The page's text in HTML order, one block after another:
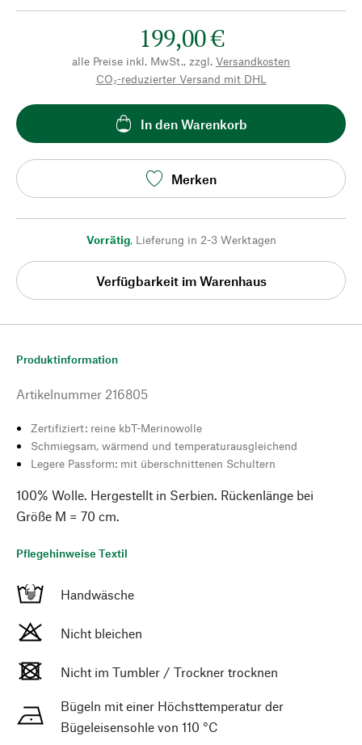
199,00 €
alle Preise inkl. MwSt., zzgl. Versandkosten
CO₂-reduzierter Versand mit DHL
In den Warenkorb
Merken
Vorrätig, Lieferung in 2-3 Werktagen
Verfügbarkeit im Warenhaus
Produktinformation
Artikelnummer 216805
Zertifiziert: reine kbT-Merinowolle
Schmiegsam, wärmend und temperaturausgleichend
Legere Passform: mit überschnittenen Schultern
100% Wolle. Hergestellt in Serbien. Rückenlänge bei
Größe M = 70 cm.
Pflegehinweise Textil
Handwäsche
Nicht bleichen
Nicht im Tumbler / Trockner trocknen
Bügeln mit einer Höchsttemperatur der
Bügeleisensohle von 110 °C